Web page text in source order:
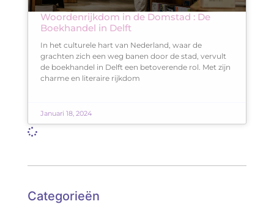
Categorieën
Woordenrijkdom in de Domstad : De
Boekhandel in Delft
In het culturele hart van Nederland, waar de
grachten zich een weg banen door de stad, vervult
de boekhandel in Delft een betoverende rol. Met zijn
charme en literaire rijkdom
Januari 18, 2024